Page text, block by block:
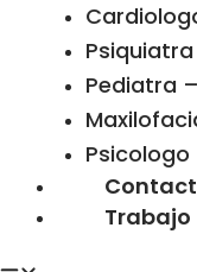
Pediatra
Psicologo
Trabajo